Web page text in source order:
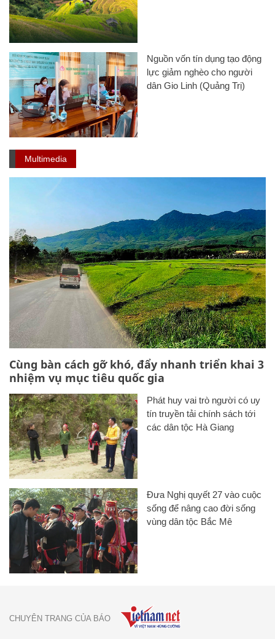
Nguồn vốn tín dụng tạo động
lực giảm nghèo cho người
dân Gio Linh (Quảng Trị)
Multimedia
Cùng bàn cách gỡ khó, đẩy nhanh triển khai 3
nhiệm vụ mục tiêu quốc gia
Phát huy vai trò người có uy
tín truyền tải chính sách tới
các dân tộc Hà Giang
Đưa Nghị quyết 27 vào cuộc
sống để nâng cao đời sống
vùng dân tộc Bắc Mê
CHUYÊN TRANG CỦA BÁO